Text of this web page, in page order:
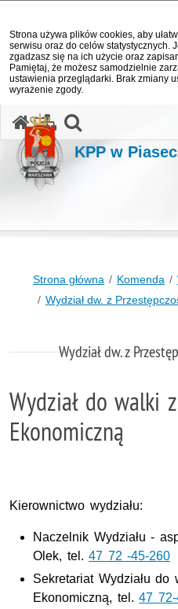
Strona używa plików cookies, aby
serwisu oraz do celów statystycznych.
zgadzasz się na ich użycie oraz
Pamiętaj, że możesz samodzielnie
ustawienia przeglądarki. Brak zmiany
wyrażenie zgody.
KPP w
Strona główna Komenda
Wydział dw. z
Wydział dw. z
Wydział do walki
Ekonomiczną
Kierownictwo wydziału:
Naczelnik Wydziału -
Olek, tel.47 72 -45-260
Sekretariat Wydziału
Ekonomiczną, tel.47